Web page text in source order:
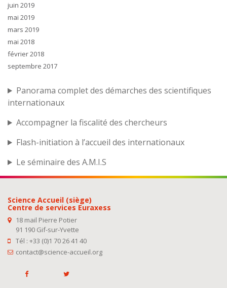
juin 2019
mai 2019
mars 2019
mai 2018
février 2018
septembre 2017
Panorama complet des démarches des scientifiques
internationaux
Accompagner la fiscalité des chercheurs
Flash-initiation à l’accueil des internationaux
Le séminaire des A.M.I.S
Science Accueil (siège)
Centre de services Euraxess
18 mail Pierre Potier
91 190 Gif-sur-Yvette
Tél : +33 (0)1 70 26 41 40
contact@science-accueil.org